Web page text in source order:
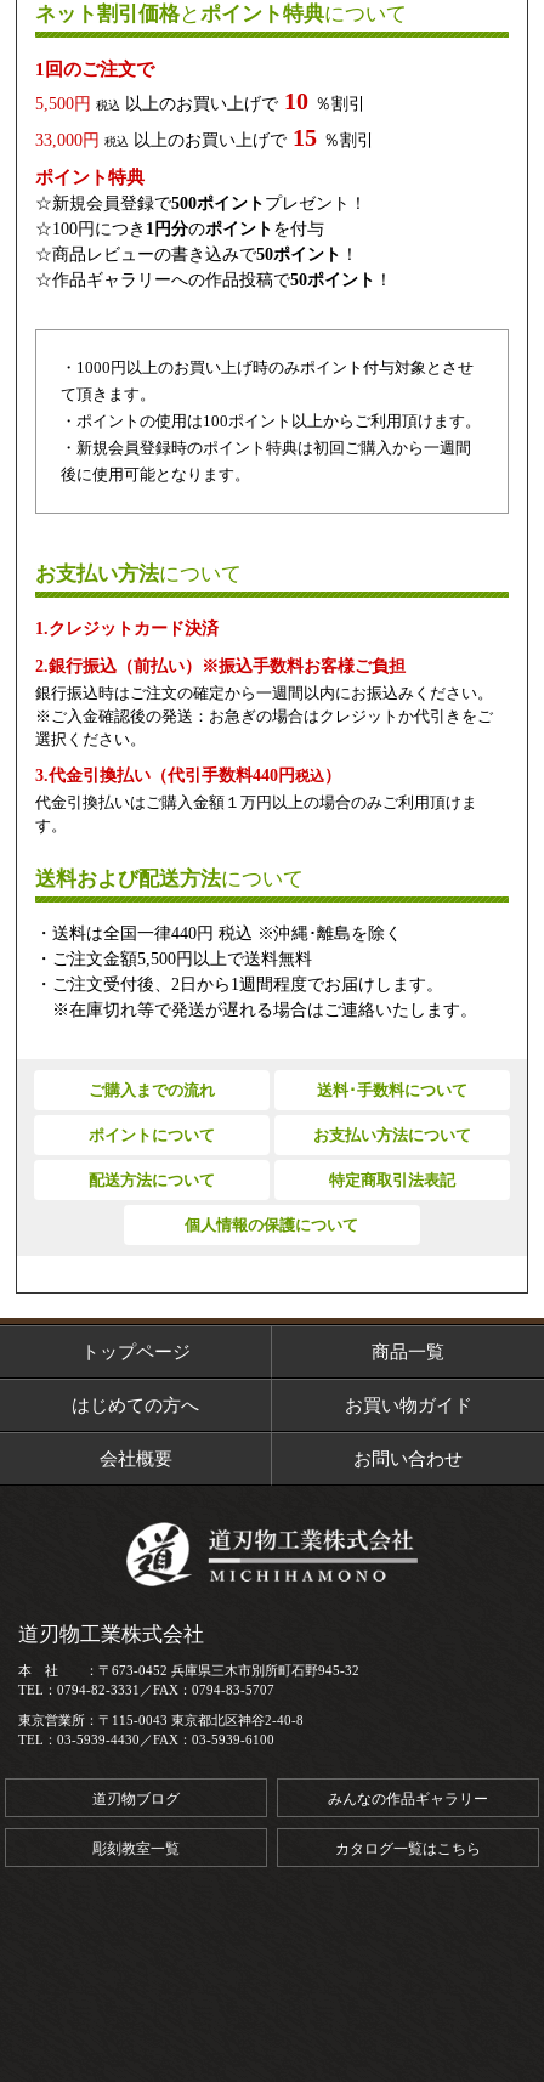
ネット割引価格とポイント特典について
1回のご注文で
5,500円 税込 以上のお買い上げで 10 ％割引
33,000円 税込 以上のお買い上げで 15 ％割引
ポイント特典
☆新規会員登録で500ポイント プレゼント！
☆100円につき 1円分のポイント を付与
☆商品レビューの書き込みで50ポイント ！
☆作品ギャラリーへの作品投稿で50ポイント ！
・1000円以上のお買い上げ時のみポイント付与対象とさせ
て頂きます。
・ポイントの使用は100ポイント以上からご利用頂けます。
・新規会員登録時のポイント特典は初回ご購入から一週間
後に使用可能となります。
お支払い方法について
1.クレジットカード決済
2.銀行振込（前払い）※振込手数料お客様ご負担
銀行振込時はご注文の確定から一週間以内にお振込みください。
※ご入金確認後の発送：お急ぎの場合はクレジットか代引きをご
選択ください。
3.代金引換払い（代引手数料440円税込）
代金引換払いはご購入金額１万円以上の場合のみご利用頂けま
す。
送料および配送方法について
・送料は全国一律440円 税込 ※沖縄･離島を除く
・ご注文金額5,500円以上で送料無料
・ご注文受付後、2日から1週間程度でお届けします。
※在庫切れ等で発送が遅れる場合はご連絡いたします。
ご購入までの流れ 送料･手数料について
ポイントについて お支払い方法について
配送方法について 特定商取引法表記
個人情報の保護について
トップページ 商品一覧
はじめての方へ お買い物ガイド
会社概要 お問い合わせ
道刃物工業株式会社
本 社 ：〒673-0452 兵庫県三木市別所町石野945-32
TEL：0794-82-3331／FAX：0794-83-5707
東京営業所：〒115-0043 東京都北区神谷2-40-8
TEL：03-5939-4430／FAX：03-5939-6100
道刃物ブログ みんなの作品ギャラリー
彫刻教室一覧 カタログ一覧はこちら